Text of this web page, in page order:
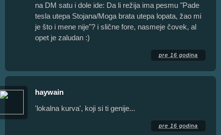
na DM satu i dole ide: Da li režija ima pesmu "Pade
tesla utepa Stojana/Moga brata utepa lopata, žao mi
je što i mene nije"? i slične fore, nasmeje čovek, al
opet je zaludan :)
pre 16 godina
haywain
'lokalna kurva', koji si ti genije...
pre 16 godina